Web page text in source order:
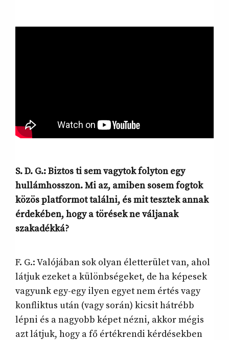
S. D. G.: Biztos ti sem vagytok folyton egy
hullámhosszon. Mi az, amiben sosem fogtok
közös platformot találni, és mit tesztek annak
érdekében, hogy a törések ne váljanak
szakadékká?
F. G.: Valójában sok olyan életterület van, ahol
látjuk ezeket a különbségeket, de ha képesek
vagyunk egy-egy ilyen egyet nem értés vagy
konfliktus után (vagy során) kicsit hátrébb
lépni és a nagyobb képet nézni, akkor mégis
azt látjuk, hogy a fő értékrendi kérdésekben